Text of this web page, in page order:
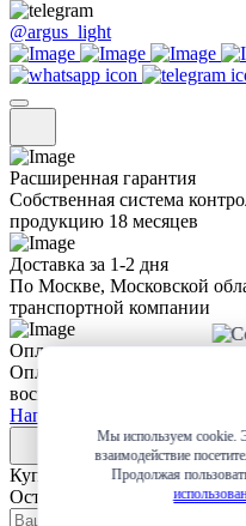
@argus_light
Расширенная гарантия
Собственная система
продукцию 18 месяцев
Доставка за 1-2 дня
По Москве, Московской
транспортной компании
Оплата
Оплата любым удобным для
воспользоваться
Написать в Whatsapp
Купить в 1 клик
Оставьте заявку и мы сами
Мы используем cookie.
взаимодействие
Продолжая